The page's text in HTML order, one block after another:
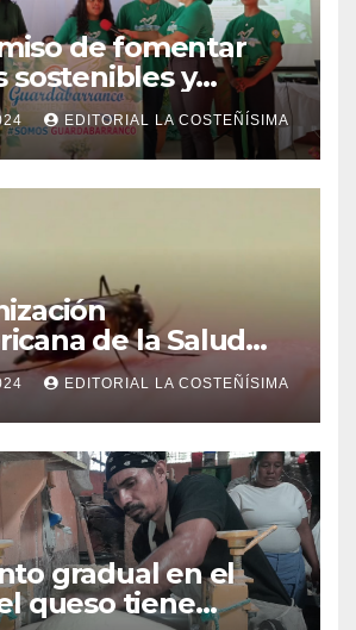
de fomentar
sostenibles y
ecológica en las
educativas
EDITORIAL LA COSTEÑÍSIMA
de la Salud
reforzar
ante el aumento de
dengue
EDITORIAL LA COSTEÑÍSIMA
gradual en el
queso tiene